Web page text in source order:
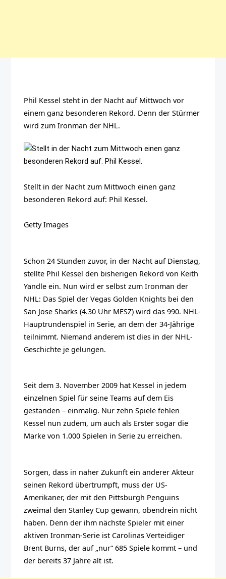
Phil Kessel steht in der Nacht auf Mittwoch vor
einem ganz besonderen Rekord. Denn der Stürmer
wird zum Ironman der NHL.
Stellt in der Nacht zum Mittwoch einen ganz
besonderen Rekord auf: Phil Kessel.
Getty Images
Schon 24 Stunden zuvor, in der Nacht auf Dienstag,
stellte Phil Kessel den bisherigen Rekord von Keith
Yandle ein. Nun wird er selbst zum Ironman der
NHL: Das Spiel der Vegas Golden Knights bei den
San Jose Sharks (4.30 Uhr MESZ) wird das 990. NHL-
Hauptrundenspiel in Serie, an dem der 34-Jährige
teilnimmt. Niemand anderem ist dies in der NHL-
Geschichte je gelungen.
Seit dem 3. November 2009 hat Kessel in jedem
einzelnen Spiel für seine Teams auf dem Eis
gestanden – einmalig. Nur zehn Spiele fehlen
Kessel nun zudem, um auch als Erster sogar die
Marke von 1.000 Spielen in Serie zu erreichen.
Sorgen, dass in naher Zukunft ein anderer Akteur
seinen Rekord übertrumpft, muss der US-
Amerikaner, der mit den Pittsburgh Penguins
zweimal den Stanley Cup gewann, obendrein nicht
haben. Denn der ihm nächste Spieler mit einer
aktiven Ironman-Serie ist Carolinas Verteidiger
Brent Burns, der auf „nur“ 685 Spiele kommt – und
der bereits 37 Jahre alt ist.